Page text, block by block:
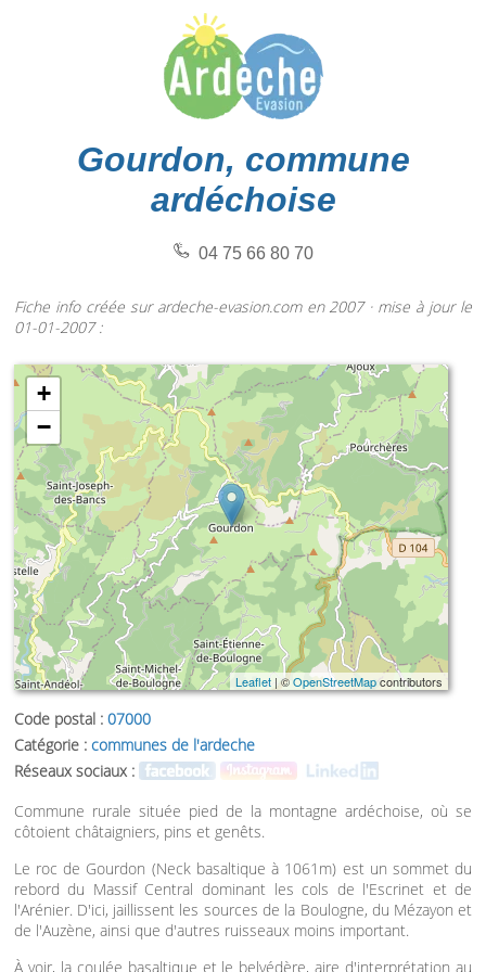
Gourdon, commune
ardéchoise
04 75 66 80 70
Fiche info créée sur ardeche-evasion.com en 2007 · mise à jour le
01-01-2007 :
+
−
Leaflet| ©OpenStreetMapcontributors
Code postal : 07000
Catégorie : communes de l'ardeche
Réseaux sociaux :
Commune rurale située pied de la montagne ardéchoise, où se
côtoient châtaigniers, pins et genêts.
Le roc de Gourdon (Neck basaltique à 1061m) est un sommet du
rebord du Massif Central dominant les cols de l'Escrinet et de
l'Arénier. D'ici, jaillissent les sources de la Boulogne, du Mézayon et
de l'Auzène, ainsi que d'autres ruisseaux moins important.
À voir, la coulée basaltique et le belvédère, aire d'interprétation au